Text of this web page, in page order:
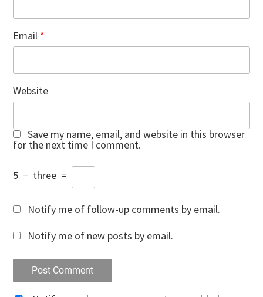
Email *
Website
Save my name, email, and website in this browser
for the next time I comment.
5 − three =
Notify me of follow-up comments by email.
Notify me of new posts by email.